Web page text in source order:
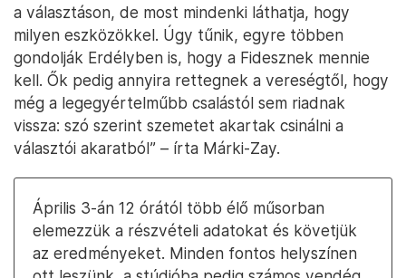
a választáson, de most mindenki láthatja, hogy
milyen eszközökkel. Úgy tűnik, egyre többen
gondolják Erdélyben is, hogy a Fidesznek mennie
kell. Ők pedig annyira rettegnek a vereségtől, hogy
még a legegyértelműbb csalástól sem riadnak
vissza: szó szerint szemetet akartak csinálni a
választói akaratból” – írta Márki-Zay.
Április 3-án 12 órától több élő műsorban
elemezzük a részvételi adatokat és követjük
az eredményeket. Minden fontos helyszínen